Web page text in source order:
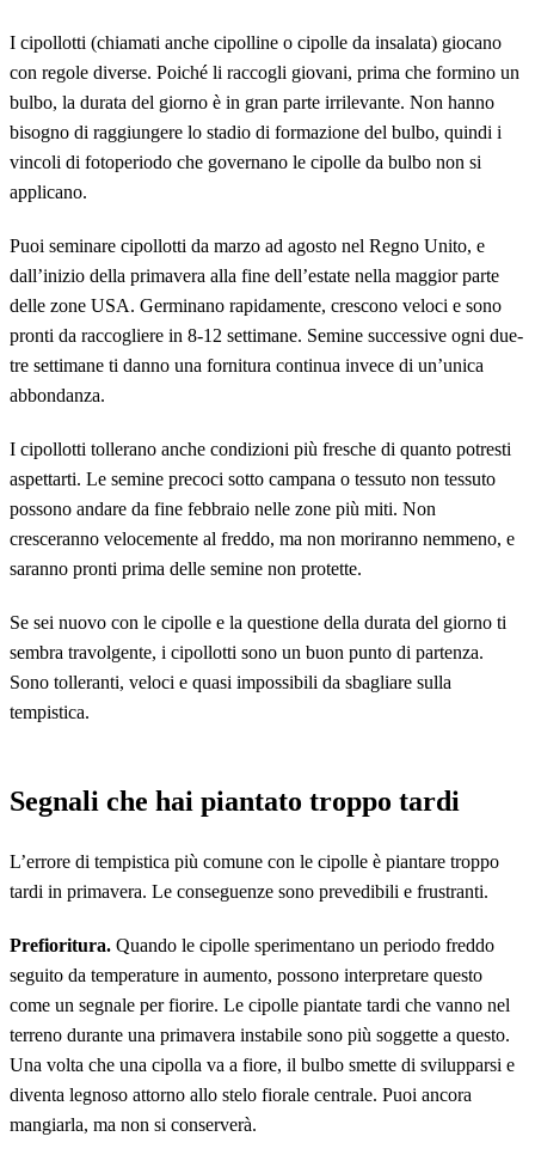
I cipollotti (chiamati anche cipolline o cipolle da insalata) giocano
con regole diverse. Poiché li raccogli giovani, prima che formino un
bulbo, la durata del giorno è in gran parte irrilevante. Non hanno
bisogno di raggiungere lo stadio di formazione del bulbo, quindi i
vincoli di fotoperiodo che governano le cipolle da bulbo non si
applicano.
Puoi seminare cipollotti da marzo ad agosto nel Regno Unito, e
dall’inizio della primavera alla fine dell’estate nella maggior parte
delle zone USA. Germinano rapidamente, crescono veloci e sono
pronti da raccogliere in 8-12 settimane. Semine successive ogni due-
tre settimane ti danno una fornitura continua invece di un’unica
abbondanza.
I cipollotti tollerano anche condizioni più fresche di quanto potresti
aspettarti. Le semine precoci sotto campana o tessuto non tessuto
possono andare da fine febbraio nelle zone più miti. Non
cresceranno velocemente al freddo, ma non moriranno nemmeno, e
saranno pronti prima delle semine non protette.
Se sei nuovo con le cipolle e la questione della durata del giorno ti
sembra travolgente, i cipollotti sono un buon punto di partenza.
Sono tolleranti, veloci e quasi impossibili da sbagliare sulla
tempistica.
Segnali che hai piantato troppo tardi
L’errore di tempistica più comune con le cipolle è piantare troppo
tardi in primavera. Le conseguenze sono prevedibili e frustranti.
Prefioritura. Quando le cipolle sperimentano un periodo freddo
seguito da temperature in aumento, possono interpretare questo
come un segnale per fiorire. Le cipolle piantate tardi che vanno nel
terreno durante una primavera instabile sono più soggette a questo.
Una volta che una cipolla va a fiore, il bulbo smette di svilupparsi e
diventa legnoso attorno allo stelo fiorale centrale. Puoi ancora
mangiarla, ma non si conserverà.